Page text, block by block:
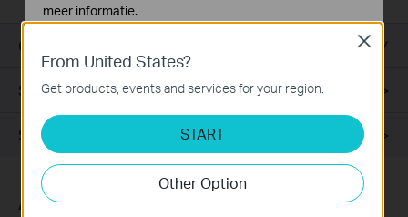
Overzicht
Specificaties
Support
Abonneer
From United States?
Get products, events and services for your region.
START
Other Option
Close
meer informatie.
Deze cookies zijn noodzakelijk voor de werking van de
website en kunnen niet worden uitgeschakeld.
Analyse en Marketing Cookies
Cookies voor analyse geven ons de mogelijkheid uw
activiteiten op onze website te volgen en zo de
functionaliteit van de website aan te passen en te
verbeteren.